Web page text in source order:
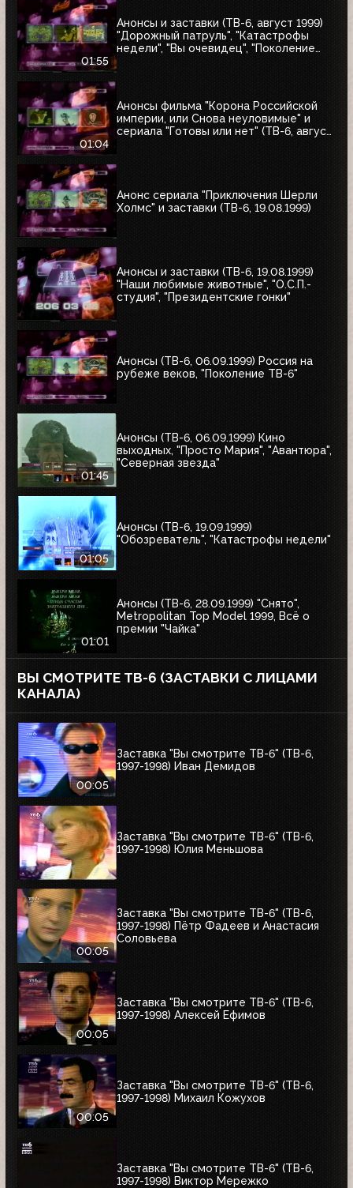
01:55
Анонсы и заставки (ТВ-6, август 1999)
"Дорожный патруль", "Катастрофы
недели", "Вы очевидец", "Поколение
01:04
Анонсы фильма "Корона Российской
империи, или Снова неуловимые" и
сериала "Готовы или нет" (ТВ-6, август
Анонс сериала "Приключения Шерли
Холмс" и заставки (ТВ-6, 19.08.1999)
Анонсы и заставки (ТВ-6, 19.08.1999)
"Наши любимые животные", "О.С.П.-
студия", "Президентские гонки"
Анонсы (ТВ-6, 06.09.1999) Россия на
рубеже веков, "Поколение ТВ-6"
01:45
Анонсы (ТВ-6, 06.09.1999) Кино
выходных, "Просто Мария", "Авантюра",
"Северная звезда"
01:05
Анонсы (ТВ-6, 19.09.1999)
"Обозреватель", "Катастрофы недели"
01:01
Анонсы (ТВ-6, 28.09.1999) "Снято",
Metropolitan Top Model 1999, Всё о
премии "Чайка"
ВЫ СМОТРИТЕ ТВ-6 (ЗАСТАВКИ С ЛИЦАМИ
КАНАЛА)
00:05
Заставка "Вы смотрите ТВ-6" (ТВ-6,
1997-1998) Иван Демидов
Заставка "Вы смотрите ТВ-6" (ТВ-6,
1997-1998) Юлия Меньшова
00:05
Заставка "Вы смотрите ТВ-6" (ТВ-6,
1997-1998) Пётр Фадеев и Анастасия
Соловьева
00:05
Заставка "Вы смотрите ТВ-6" (ТВ-6,
1997-1998) Алексей Ефимов
00:05
Заставка "Вы смотрите ТВ-6" (ТВ-6,
1997-1998) Михаил Кожухов
Заставка "Вы смотрите ТВ-6" (ТВ-6,
1997-1998) Виктор Мережко